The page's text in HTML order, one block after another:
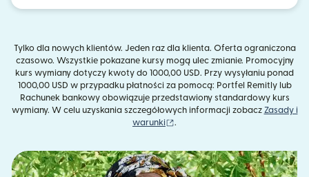
Tylko dla nowych klientów. Jeden raz dla klienta. Oferta ograniczona
czasowo. Wszystkie pokazane kursy mogą ulec zmianie. Promocyjny
kurs wymiany dotyczy kwoty do 1000,00 USD. Przy wysyłaniu ponad
1000,00 USD w przypadku płatności za pomocą: Portfel Remitly lub
Rachunek bankowy obowiązuje przedstawiony standardowy kurs
wymiany. W celu uzyskania szczegółowych informacji zobacz Zasady i
warunki
.